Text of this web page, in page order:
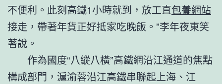
不便利。此刻高鐵1小時就到，放工直包養網站
接走，帶著年貨正好抵家吃晚飯。”李年夜東笑
著說。
作為國度“八縱八橫”高鐵網沿江通道的焦點
構成部門，滬渝蓉沿江高鐵串聯起上海、江